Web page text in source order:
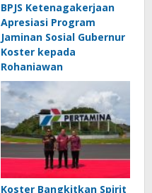
BPJS Ketenagakerjaan
Apresiasi Program
Jaminan Sosial Gubernur
Koster kepada
Rohaniawan
Koster Bangkitkan Spirit